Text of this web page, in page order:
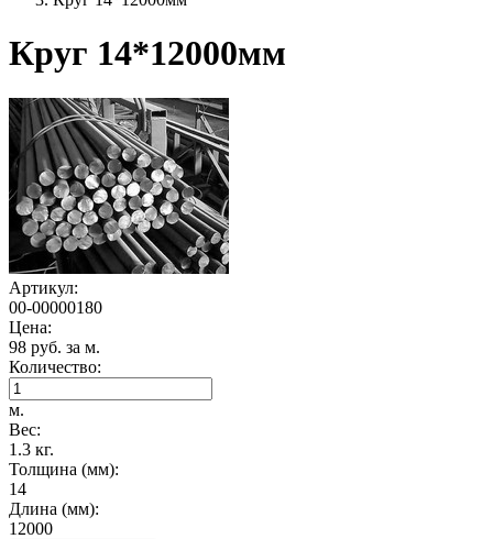
Круг 14*12000мм
Артикул:
00-00000180
Цена:
98 руб. за м.
Количество:
м.
Вес:
1.3 кг.
Толщина (мм):
14
Длина (мм):
12000